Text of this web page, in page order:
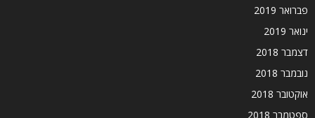
פברואר 2019
ינואר 2019
דצמבר 2018
נובמבר 2018
אוקטובר 2018
ספטמבר 2018